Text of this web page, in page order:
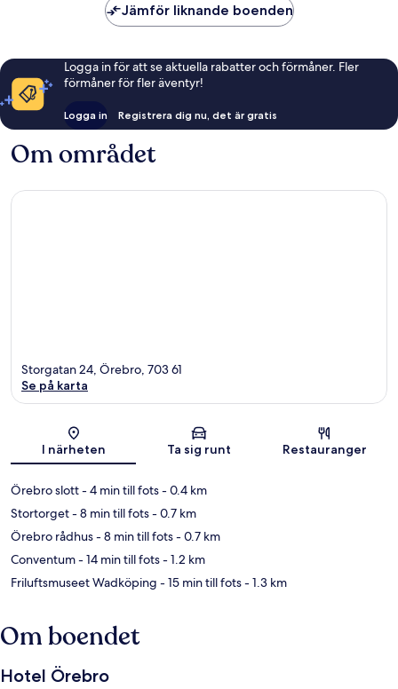
Jämför liknande boenden
Logga in för att se aktuella rabatter och förmåner. Fler
förmåner för fler äventyr!
Logga in Registrera dig nu, det är gratis
Om området
Karta
Storgatan 24, Örebro, 703 61
Se på karta
I närheten Ta sig runt Restauranger
Örebro slott- 4 min till fots- 0.4 km
Stortorget- 8 min till fots- 0.7 km
Örebro rådhus- 8 min till fots- 0.7 km
Conventum- 14 min till fots- 1.2 km
Friluftsmuseet Wadköping - 15 min till fots- 1.3 km
Om boendet
Hotel Örebro